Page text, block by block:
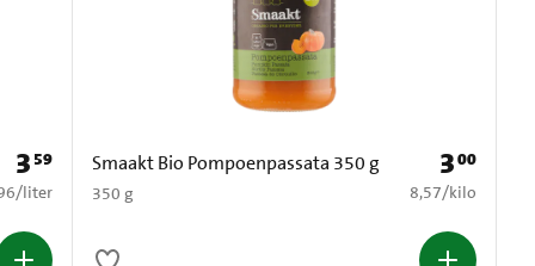
Prijs: € 3,59
3 59
per liter
/liter
Smaakt Bio Pompoenpassata 350 g
350 g
Prijs: € 3,00
300
€ 8,57 per kilo
8,57/kilo